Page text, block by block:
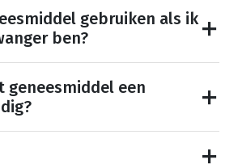
gebruiken als ik
ben?
geneesmiddel een